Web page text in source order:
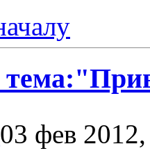
03 фев